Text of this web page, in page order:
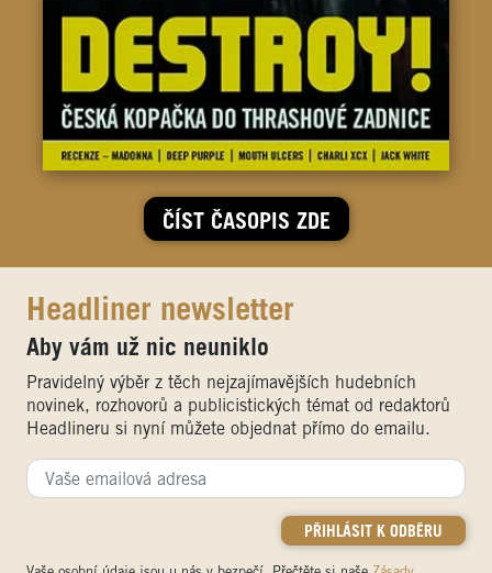
ČÍST ČASOPIS ZDE
Headliner newsletter
Aby vám už nic neuniklo
Pravidelný výběr z těch nejzajímavějších hudebních
novinek, rozhovorů a publicistických témat od redaktorů
Headlineru si nyní můžete objednat přímo do emailu.